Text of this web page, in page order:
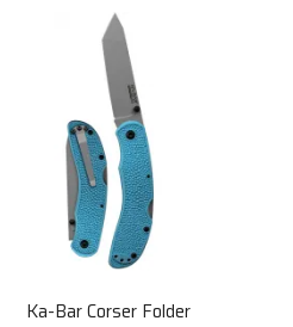
Ka-Bar Corser Folder